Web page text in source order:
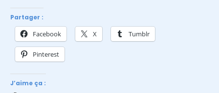
Partager :
Facebook X Tumblr
Pinterest
J’aime ça :